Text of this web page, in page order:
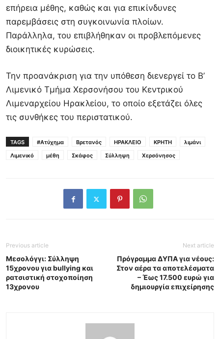
επήρεια μέθης, καθώς και για επικίνδυνες
παρεμβάσεις στη συγκοινωνία πλοίων.
Παράλληλα, του επιβλήθηκαν οι προβλεπόμενες
διοικητικές κυρώσεις.
Την προανάκριση για την υπόθεση διενεργεί το Β’
Λιμενικό Τμήμα Χερσονήσου του Κεντρικού
Λιμεναρχείου Ηρακλείου, το οποίο εξετάζει όλες
τις συνθήκες του περιστατικού.
TAGS #Ατύχημα Βρετανός ΗΡΑΚΛΕΙΟ ΚΡΗΤΗ
λιμάνι
Λιμενικό
μέθη Σκάφος Σύλληψη Χερσόνησος
Previous article
Μεσολόγγι: Σύλληψη
15χρονου για bullying και
ρατσιστική στοχοποίηση
13χρονου
Next article
Πρόγραμμα ΔΥΠΑ για νέους:
Στον αέρα τα αποτελέσματα
– Έως 17.500 ευρώ για
δημιουργία επιχείρησης